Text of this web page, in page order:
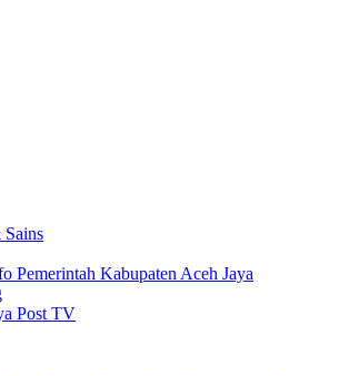
Pemerintah Kabupaten Aceh Jaya
Post TV